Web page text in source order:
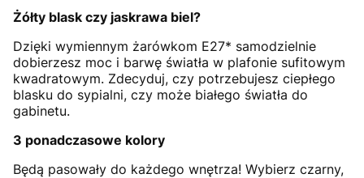
Żółty blask czy jaskrawa biel?
Dzięki wymiennym żarówkom E27* samodzielnie
dobierzesz moc i barwę światła w plafonie sufitowym
kwadratowym. Zdecyduj, czy potrzebujesz ciepłego
blasku do sypialni, czy może białego światła do
gabinetu.
3 ponadczasowe kolory
Będą pasowały do każdego wnętrza! Wybierz czarny,